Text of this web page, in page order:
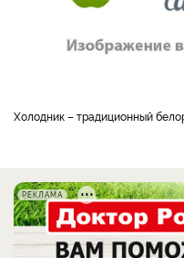
холодник – традиционный
РЕКЛАМА